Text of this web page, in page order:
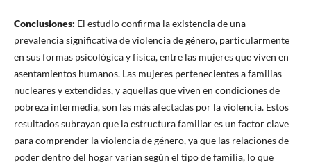
Conclusiones: El estudio confirma la existencia de una
prevalencia significativa de violencia de género, particularmente
en sus formas psicológica y física, entre las mujeres que viven en
asentamientos humanos. Las mujeres pertenecientes a familias
nucleares y extendidas, y aquellas que viven en condiciones de
pobreza intermedia, son las más afectadas por la violencia. Estos
resultados subrayan que la estructura familiar es un factor clave
para comprender la violencia de género, ya que las relaciones de
poder dentro del hogar varían según el tipo de familia, lo que